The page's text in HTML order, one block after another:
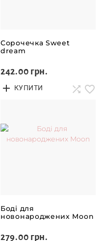
Сорочечка Sweet
dream
242.00 грн.
КУПИТИ
Боді для
новонароджених Moon
279.00 грн.